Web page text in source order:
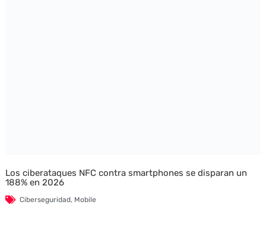
Los ciberataques NFC contra smartphones se disparan un
188% en 2026
Ciberseguridad, Mobile